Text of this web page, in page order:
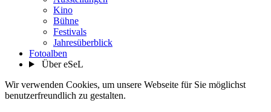
Kino
Bühne
Festivals
Jahresüberblick
Fotoalben
Über eSeL
Wir verwenden Cookies, um unsere Webseite für Sie möglichst
benutzerfreundlich zu gestalten.